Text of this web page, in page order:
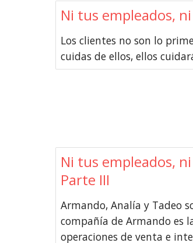
Ni tus empleados,
Los clientes no son lo
cuidas de ellos, ellos
Ni tus empleados,
Parte III
Armando, Analía y Tadeo
compañía de Armando es
operaciones de venta e